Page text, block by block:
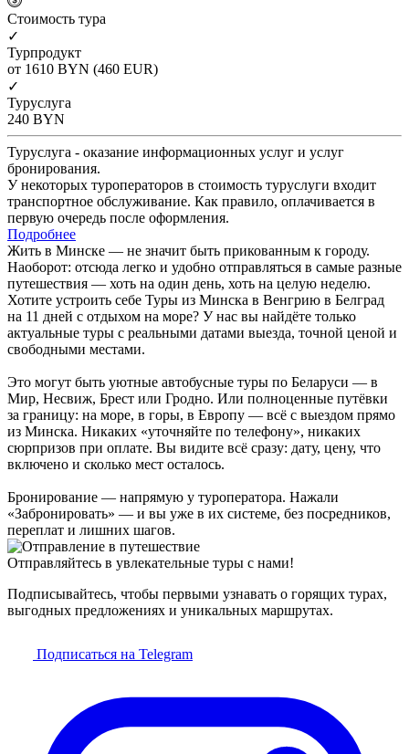
Cтоимость тура
✓
Турпродукт
от 1610 BYN (460 EUR)
✓
Туруслуга
240 BYN
Туруслуга - оказание информационных услуг и услуг
бронирования.
У некоторых туроператоров в стоимость туруслуги входит
транспортное обслуживание. Как правило, оплачивается в
первую очередь после оформления.
Подробнее
Жить в Минске — не значит быть прикованным к городу.
Наоборот: отсюда легко и удобно отправляться в самые разные
путешествия — хоть на один день, хоть на целую неделю.
Хотите устроить себе Туры из Минска в Венгрию в Белград
на 11 дней с отдыхом на море? У нас вы найдёте только
актуальные туры с реальными датами выезда, точной ценой и
свободными местами.
Это могут быть уютные автобусные туры по Беларуси — в
Мир, Несвиж, Брест или Гродно. Или полноценные путёвки
за границу: на море, в горы, в Европу — всё с выездом прямо
из Минска. Никаких «уточняйте по телефону», никаких
сюрпризов при оплате. Вы видите всё сразу: дату, цену, что
включено и сколько мест осталось.
Бронирование — напрямую у туроператора. Нажали
«Забронировать» — и вы уже в их системе, без посредников,
переплат и лишних шагов.
Отправляйтесь в увлекательные туры с нами!
Подписывайтесь, чтобы первыми узнавать о горящих турах,
выгодных предложениях и уникальных маршрутах.
Подписаться на Telegram